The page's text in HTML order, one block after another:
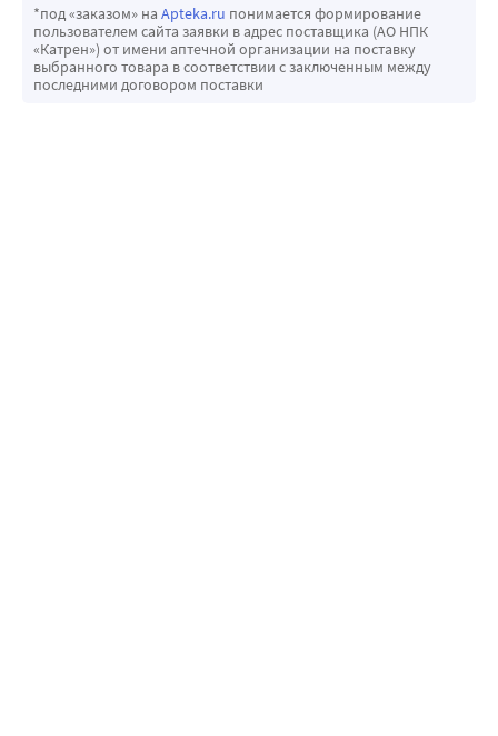
*под «заказом» на Apteka.ru понимается формирование
пользователем сайта заявки в адрес поставщика (АО НПК
«Катрен») от имени аптечной организации на поставку
выбранного товара в соответствии с заключенным между
последними договором поставки